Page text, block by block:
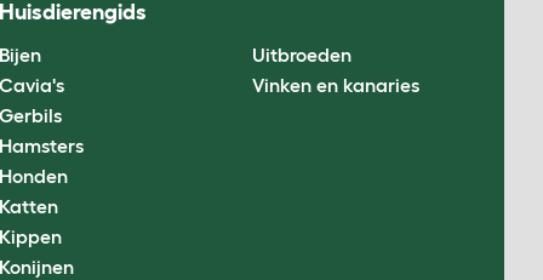
Huisdierengids
Bijen
Cavia's
Gerbils
Hamsters
Honden
Katten
Kippen
Konijnen
Uitbroeden
Vinken en kanaries